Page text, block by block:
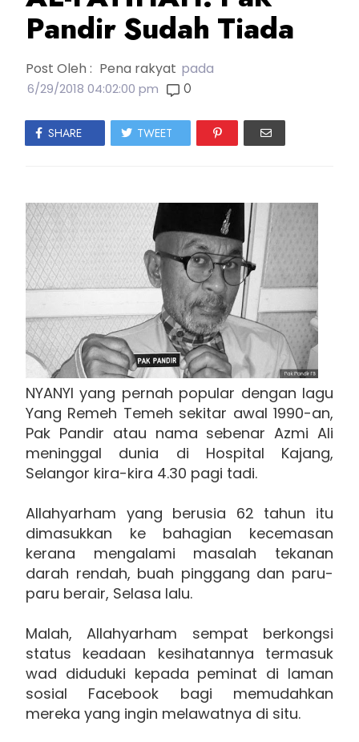
Pandir Sudah Tiada
Post Oleh : Pena rakyat pada
6/29/2018 04:02:00 pm 0
SHARE TWEET
NYANYI yang pernah popular dengan lagu
Yang Remeh Temeh sekitar awal 1990-an,
Pak Pandir atau nama sebenar Azmi Ali
meninggal dunia di Hospital Kajang,
Selangor kira-kira 4.30 pagi tadi.
Allahyarham yang berusia 62 tahun itu
dimasukkan ke bahagian kecemasan
kerana mengalami masalah tekanan
darah rendah, buah pinggang dan paru-
paru berair, Selasa lalu.
Malah, Allahyarham sempat berkongsi
status keadaan kesihatannya termasuk
wad diduduki kepada peminat di laman
sosial Facebook bagi memudahkan
mereka yang ingin melawatnya di situ.